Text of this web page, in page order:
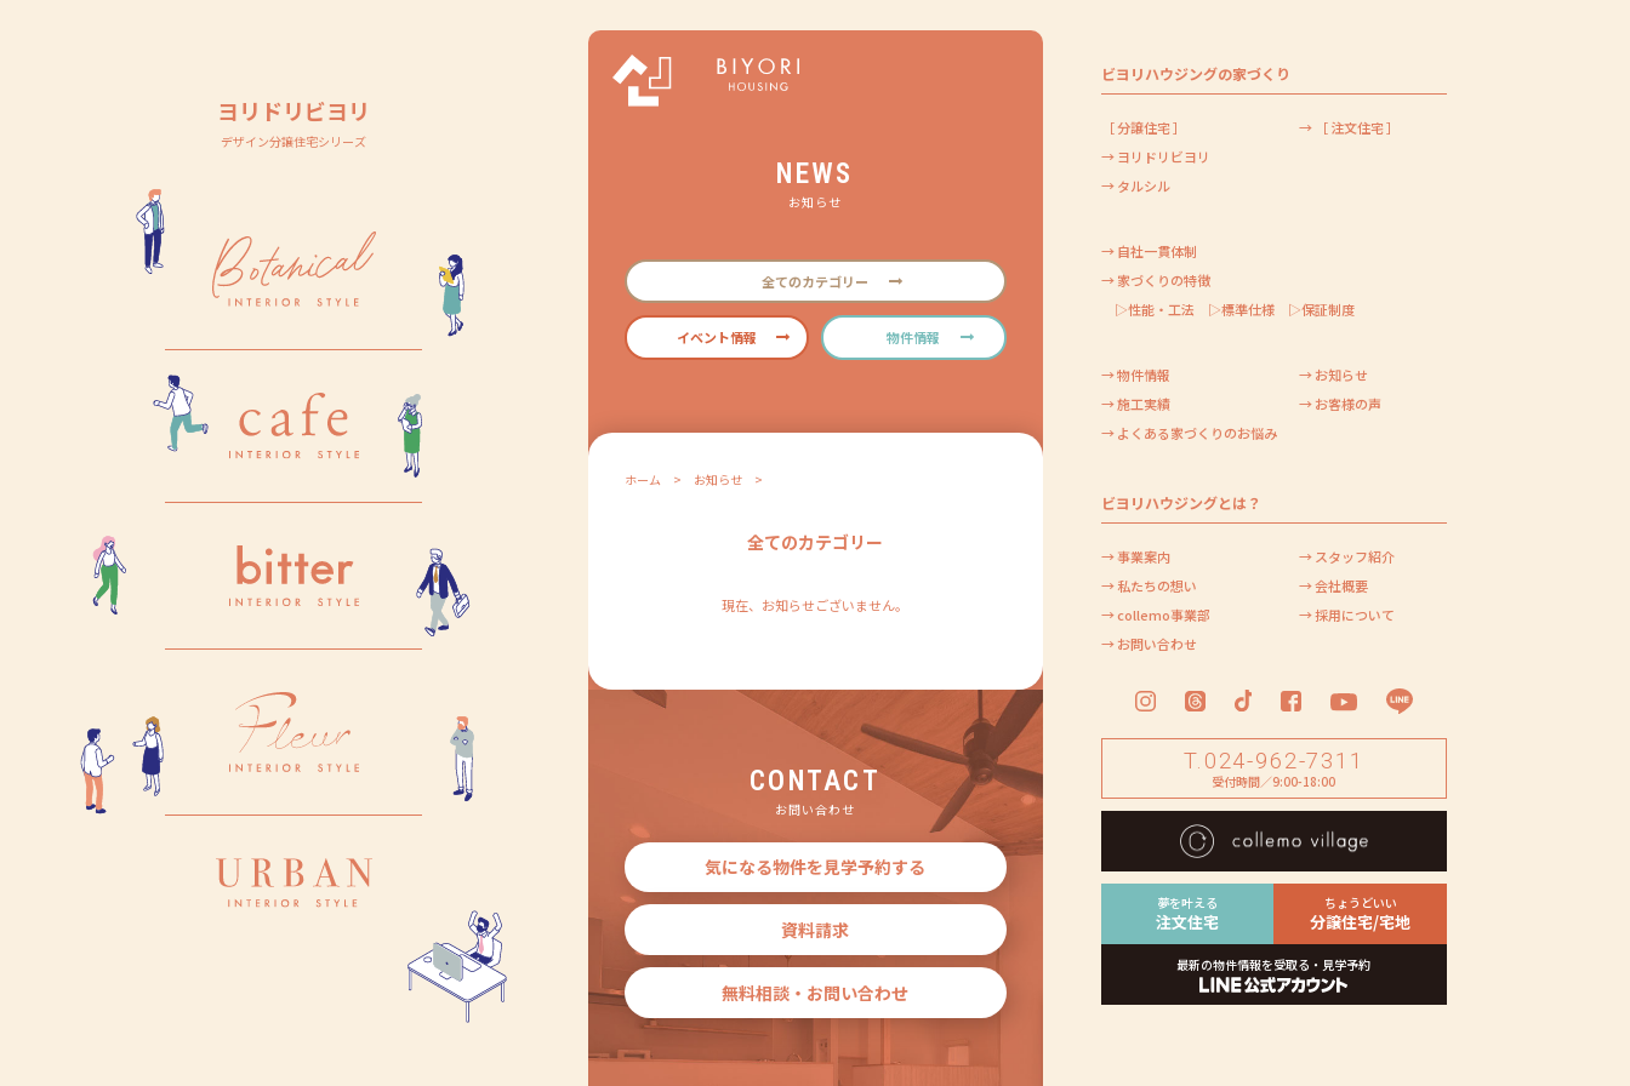
ヨリドリビヨリ
デザイン分譲住宅シリーズ
ビヨリハウジングの家づくり
［ 分譲住宅 ］
→ ヨリドリビヨリ
→ タルシル
→ ［ 注文住宅 ］
→ 自社一貫体制
→ 家づくりの特徴
▷性能・工法
▷標準仕様 ▷保証制度
→ 物件情報
→ 施工実績
→ よくある家づくりのお悩み
→ お知らせ
→ お客様の声
ビヨリハウジングとは？
→ 事業案内
→ 私たちの想い
→ collemo事業部
→ お問い合わせ
→ スタッフ紹介
→ 会社概要
→ 採用について
T.024-962-7311
受付時間／9:00-18:00
夢を叶える
注文住宅
ちょうどいい
分譲住宅/宅地
最新の物件情報を受取る・見学予約
NEWS
お知らせ
全てのカテゴリー
イベント情報 物件情報
ホーム > お知らせ>
全てのカテゴリー
現在、お知らせございません。
CONTACT
お問い合わせ
気になる物件を見学予約する
資料請求
無料相談・お問い合わせ